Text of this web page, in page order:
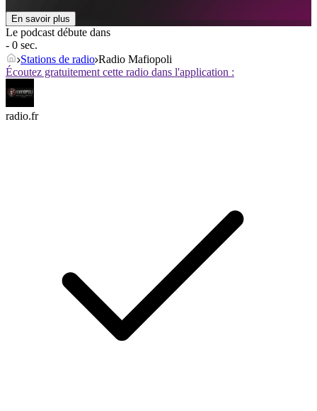
En savoir plus
Le podcast débute dans
- 0 sec.
Stations de radio Radio Mafiopoli
Écoutez gratuitement cette radio dans l'application :
radio.fr